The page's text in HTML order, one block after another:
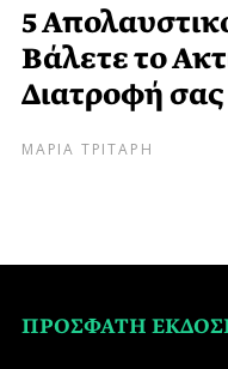
5
Βάλετε το
Διατροφή σας
ΜΑΡΙΑ ΤΡΙΤΑΡΗ
ΠΡΟΣΦΑΤΗ